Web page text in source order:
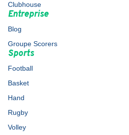
Clubhouse
Entreprise
Blog
Groupe Scorers
Sports
Football
Basket
Hand
Rugby
Volley